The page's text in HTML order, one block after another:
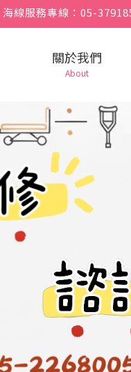
海線服務專線：05-
關於我們
About